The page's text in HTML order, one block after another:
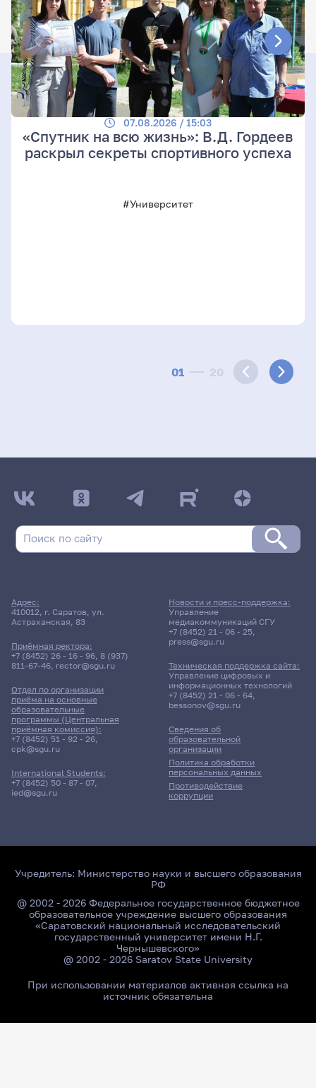
01 20
07.08.2026 / 15:03
«Спутник на всю жизнь»: В.Д. Гордеев
раскрыл секреты спортивного успеха
#Университет
Адрес:
410012, г. Саратов, ул.
Астраханская, 83
Приёмная ректора:
+7 (8452) 26 - 16 - 96, 8 (937)
811-67-46, rector@sgu.ru
Отдел по организации
приёма на основные
образовательные
программы (Центральная
приёмная комиссия):
+7 (8452) 51 - 92 - 26,
cpk@sgu.ru
International Students:
+7 (8452) 50 - 87 - 07,
ied@sgu.ru
Сведения об
образовательной
организации
Политика обработки
персональных данных
Противодействие
коррупции
Новости и пресс-поддержка:
Управление
медиакоммуникаций СГУ
+7 (8452) 21 - 06 - 25,
press@sgu.ru
Техническая поддержка сайта:
Управление цифровых и
информационных технологий
+7 (8452) 21 - 06 - 64,
bessonov@sgu.ru
Учредитель: Министерство науки и высшего образования
РФ
@ 2002 - 2026 Федеральное государственное бюджетное
образовательное учреждение высшего образования
«Саратовский национальный исследовательский
государственный университет имени Н.Г.
Чернышевского»
@ 2002 - 2026 Saratov State University
При использовании материалов активная ссылка на
источник обязательна